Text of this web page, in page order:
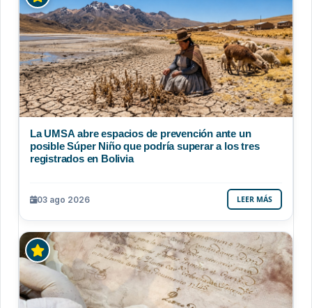
La UMSA abre espacios de prevención ante un
posible Súper Niño que podría superar a los tres
registrados en Bolivia
03 ago 2026 LEER MÁS